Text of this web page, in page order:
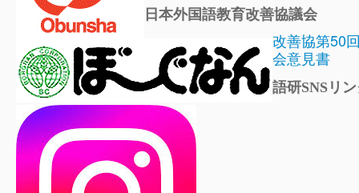
日本外国語教育改善協議会
改善協第50
会意見書
語研SNSリ